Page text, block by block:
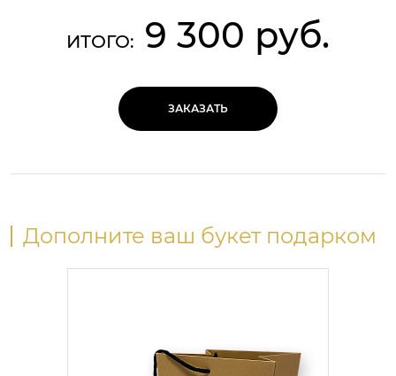
ИТОГО: 9 300 руб.
ЗАКАЗАТЬ
Дополните ваш букет подарком